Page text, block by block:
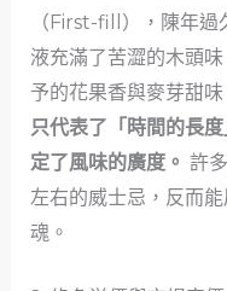
（First-fill），陳年
液充滿了苦澀的木頭
予的花果香與麥芽甜
只代表了「時間的長
定了風味的廣度。 許
左右的威士忌，反而
魂。